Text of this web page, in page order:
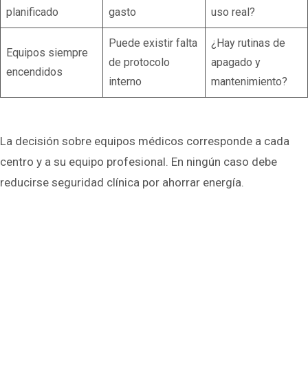
planificado
gasto
uso real?
Equipos siempre
encendidos
Puede existir falta
de protocolo
interno
¿Hay rutinas de
apagado y
mantenimiento?
La decisión sobre equipos médicos corresponde a cada
centro y a su equipo profesional. En ningún caso debe
reducirse seguridad clínica por ahorrar energía.